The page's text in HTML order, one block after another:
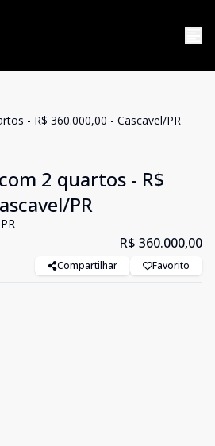
- R$ 360.000,00 - Cascavel/PR
2 quartos - R$
PR
R$ 360.000,00
Compartilhar Favorito